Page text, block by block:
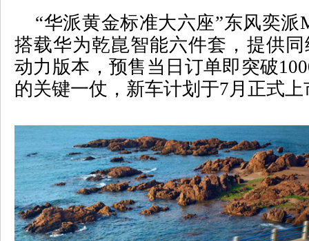
“华派黄金标准大六座”东风奕派
搭载华为乾崑智能六件套，提供
动力版本，预售当日订单即突破
的关键一仗，新车计划于7 月正式上